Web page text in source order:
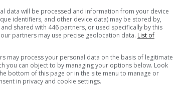
nativo...
que no futuro dê certo, vou jogar com vigor.
data will be processed and information from your device
identifiers, and other device data) may be stored by,
and shared with 446 partners, or used specifically by this
our partners may use precise geolocation data. List of
may process your personal data on the basis of legitimate
you can object to by managing your options below. Look
bottom of this page or in the site menu to manage or
in privacy and cookie settings.